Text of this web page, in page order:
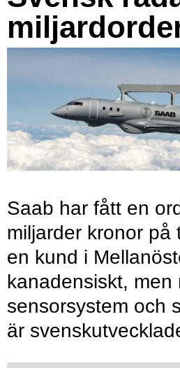
Saab har fått en
miljarder kronor på
en kund i
kanadensiskt, men
sensorsystem och
är